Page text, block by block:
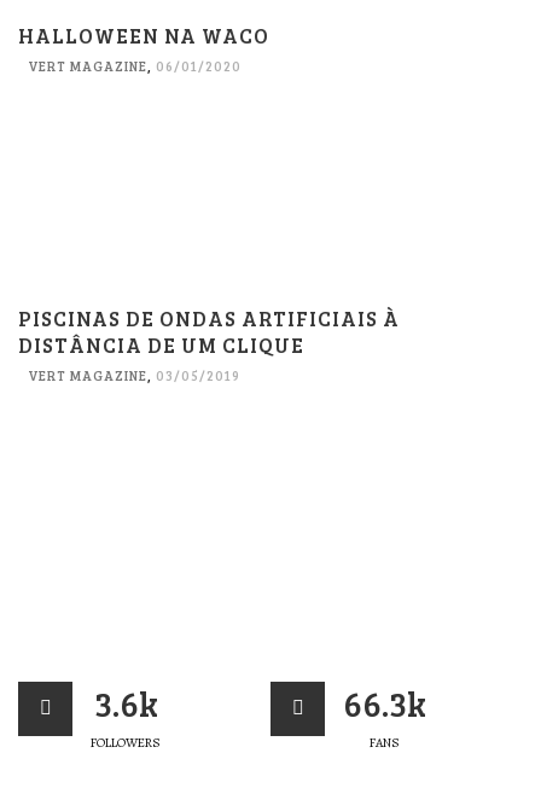
HALLOWEEN NA WACO
VERT MAGAZINE, 06/01/2020
PISCINAS DE ONDAS ARTIFICIAIS À
DISTÂNCIA DE UM CLIQUE
VERT MAGAZINE, 03/05/2019
3.6k
FOLLOWERS
66.3k
FANS